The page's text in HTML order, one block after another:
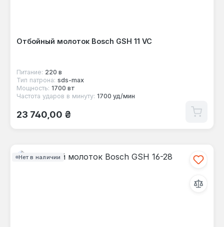
Отбойный молоток Bosch GSH 11 VC
Питание: 220 в
Тип патрона: sds-max
Мощность: 1700 вт
Частота ударов в минуту: 1700 уд/мин
Обычная цена:
23 740,00 ₴
Нет в наличии